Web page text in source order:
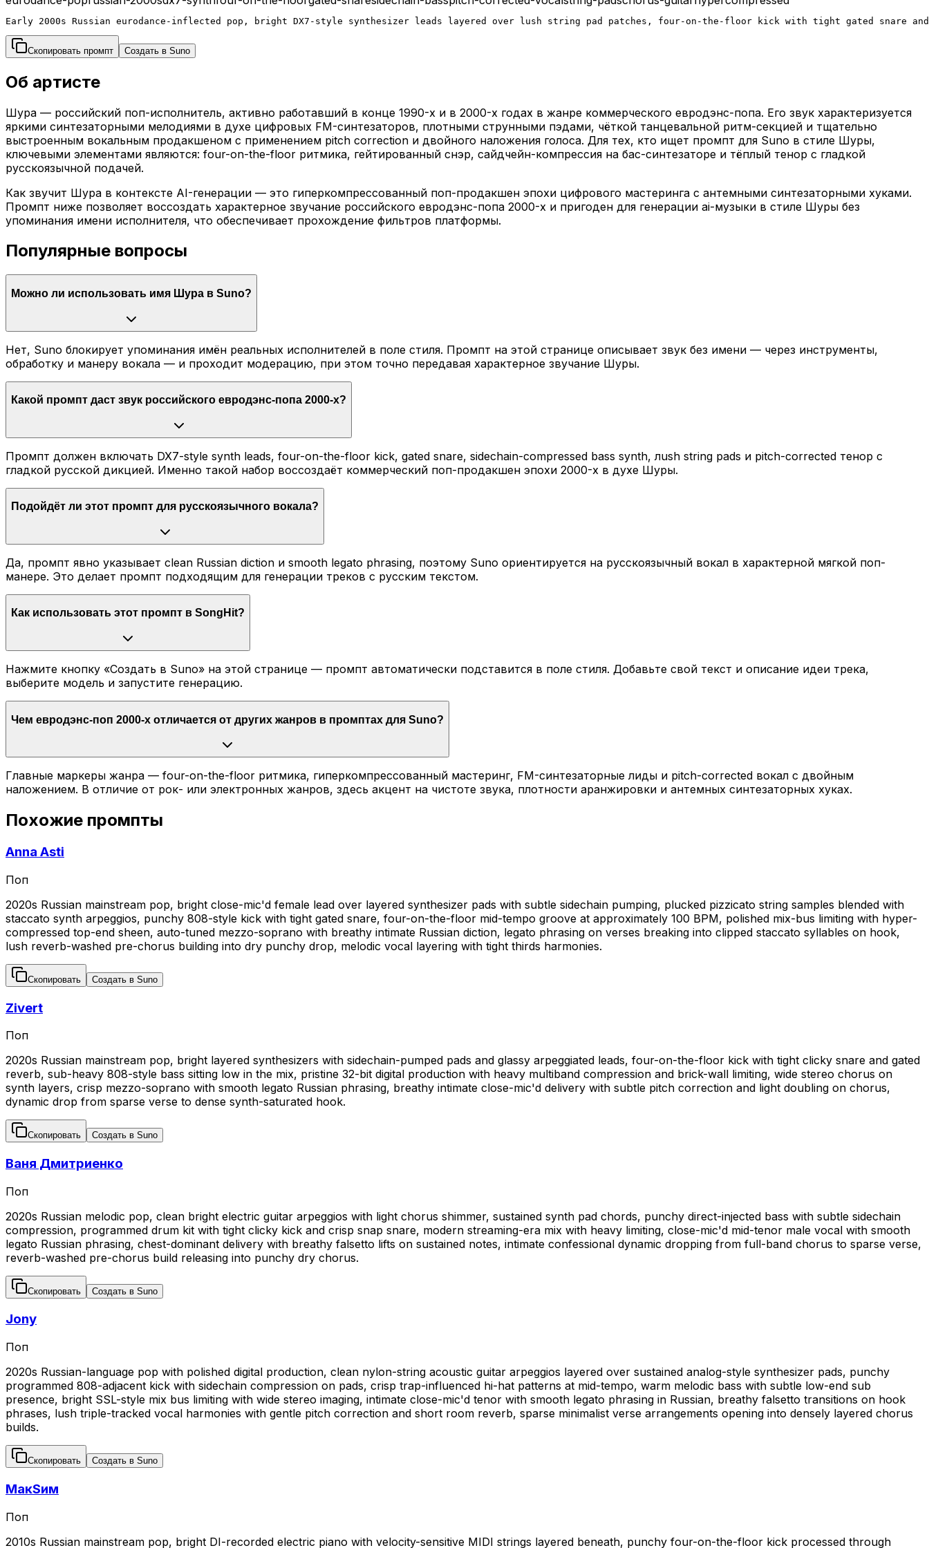
Early 2000s Russian eurodance-inflected pop, bright DX7-style synthesizer leads layered over lush string pad patches, four-on-the-floor kick with tight gated snare
Скопировать промпт Создать в Suno
Об артисте
Шура — российский поп-исполнитель, активно работавший в конце 1990-х и в 2000-х годах в жанре коммерческого евродэнс-попа. Его звук характеризуется
яркими синтезаторными мелодиями в духе цифровых FM-синтезаторов, плотными струнными пэдами, чёткой танцевальной ритм-секцией и тщательно
выстроенным вокальным продакшеном с применением pitch correction и двойного наложения голоса. Для тех, кто ищет промпт для Suno в стиле Шуры,
ключевыми элементами являются: four-on-the-floor ритмика, гейтированный снэр, сайдчейн-компрессия на бас-синтезаторе и тёплый тенор с гладкой
русскоязычной подачей.
Как звучит Шура в контексте AI-генерации — это гиперкомпрессованный поп-продакшен эпохи цифрового мастеринга с антемными синтезаторными хуками.
Промпт ниже позволяет воссоздать характерное звучание российского евродэнс-попа 2000-х и пригоден для генерации ai-музыки в стиле Шуры без
упоминания имени исполнителя, что обеспечивает прохождение фильтров платформы.
Популярные вопросы
Можно ли использовать имя Шура в Suno?
Нет, Suno блокирует упоминания имён реальных исполнителей в поле стиля. Промпт на этой странице описывает звук без имени — через инструменты,
обработку и манеру вокала — и проходит модерацию, при этом точно передавая характерное звучание Шуры.
Какой промпт даст звук российского евродэнс-попа 2000-х?
Промпт должен включать DX7-style synth leads, four-on-the-floor kick, gated snare, sidechain-compressed bass synth, лush string pads и pitch-corrected тенор с
гладкой русской дикцией. Именно такой набор воссоздаёт коммерческий поп-продакшен эпохи 2000-х в духе Шуры.
Подойдёт ли этот промпт для русскоязычного вокала?
Да, промпт явно указывает clean Russian diction и smooth legato phrasing, поэтому Suno ориентируется на русскоязычный вокал в характерной мягкой поп-
манере. Это делает промпт подходящим для генерации треков с русским текстом.
Как использовать этот промпт в SongHit?
Нажмите кнопку «Создать в Suno» на этой странице — промпт автоматически подставится в поле стиля. Добавьте свой текст и описание идеи трека,
выберите модель и запустите генерацию.
Чем евродэнс-поп 2000-х отличается от других жанров в промптах для Suno?
Главные маркеры жанра — four-on-the-floor ритмика, гиперкомпрессованный мастеринг, FM-синтезаторные лиды и pitch-corrected вокал с двойным
наложением. В отличие от рок- или электронных жанров, здесь акцент на чистоте звука, плотности аранжировки и антемных синтезаторных хуках.
Похожие промпты
Anna Asti
Поп
2020s Russian mainstream pop, bright close-mic'd female lead over layered synthesizer pads with subtle sidechain pumping, plucked pizzicato string samples blended with
staccato synth arpeggios, punchy 808-style kick with tight gated snare, four-on-the-floor mid-tempo groove at approximately 100 BPM, polished mix-bus limiting with hyper-
compressed top-end sheen, auto-tuned mezzo-soprano with breathy intimate Russian diction, legato phrasing on verses breaking into clipped staccato syllables on hook,
lush reverb-washed pre-chorus building into dry punchy drop, melodic vocal layering with tight thirds harmonies.
Скопировать Создать в Suno
Zivert
Поп
2020s Russian mainstream pop, bright layered synthesizers with sidechain-pumped pads and glassy arpeggiated leads, four-on-the-floor kick with tight clicky snare and gated
reverb, sub-heavy 808-style bass sitting low in the mix, pristine 32-bit digital production with heavy multiband compression and brick-wall limiting, wide stereo chorus on
synth layers, crisp mezzo-soprano with smooth legato Russian phrasing, breathy intimate close-mic'd delivery with subtle pitch correction and light doubling on chorus,
dynamic drop from sparse verse to dense synth-saturated hook.
Скопировать Создать в Suno
Ваня Дмитриенко
Поп
2020s Russian melodic pop, clean bright electric guitar arpeggios with light chorus shimmer, sustained synth pad chords, punchy direct-injected bass with subtle sidechain
compression, programmed drum kit with tight clicky kick and crisp snap snare, modern streaming-era mix with heavy limiting, close-mic'd mid-tenor male vocal with smooth
legato Russian phrasing, chest-dominant delivery with breathy falsetto lifts on sustained notes, intimate confessional dynamic dropping from full-band chorus to sparse verse,
reverb-washed pre-chorus build releasing into punchy dry chorus.
Скопировать Создать в Suno
Jony
Поп
2020s Russian-language pop with polished digital production, clean nylon-string acoustic guitar arpeggios layered over sustained analog-style synthesizer pads, punchy
programmed 808-adjacent kick with sidechain compression on pads, crisp trap-influenced hi-hat patterns at mid-tempo, warm melodic bass with subtle low-end sub
presence, bright SSL-style mix bus limiting with wide stereo imaging, intimate close-mic'd tenor with smooth legato phrasing in Russian, breathy falsetto transitions on hook
phrases, lush triple-tracked vocal harmonies with gentle pitch correction and short room reverb, sparse minimalist verse arrangements opening into densely layered chorus
builds.
Скопировать Создать в Suno
МакSим
Поп
2010s Russian mainstream pop, bright DI-recorded electric piano with velocity-sensitive MIDI strings layered beneath, punchy four-on-the-floor kick processed through